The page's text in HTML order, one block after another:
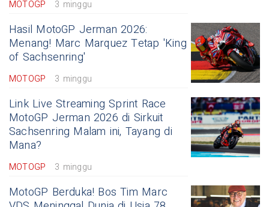
MOTOGP 3 minggu
Hasil MotoGP Jerman 2026:
Menang! Marc Marquez Tetap 'King
of Sachsenring'
MOTOGP 3 minggu
Link Live Streaming Sprint Race
MotoGP Jerman 2026 di Sirkuit
Sachsenring Malam ini, Tayang di
Mana?
MOTOGP 3 minggu
MotoGP Berduka! Bos Tim Marc